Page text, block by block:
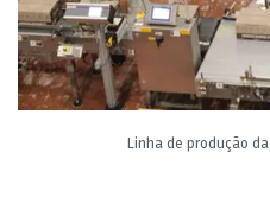
Linha de produção